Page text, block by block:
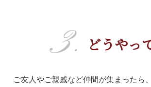
どうやっ
ご友人やご親戚など仲間が集まったら、